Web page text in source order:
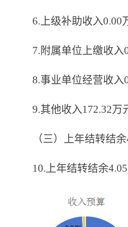
6.上级补助收入0.00
7.附属单位上缴收入
8.事业单位经营收入
9.其他收入172.32万
（三） 上年结转结余
10.上年结转结余4.05